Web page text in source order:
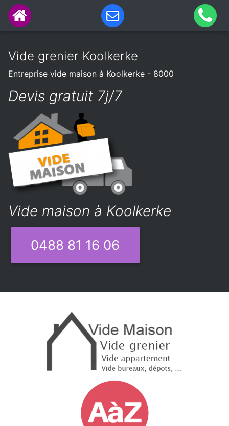
Vide grenier Koolkerke
Entreprise vide maison à Koolkerke - 8000
Devis gratuit 7j/7
Vide maison à Koolkerke
0488 81 16 06